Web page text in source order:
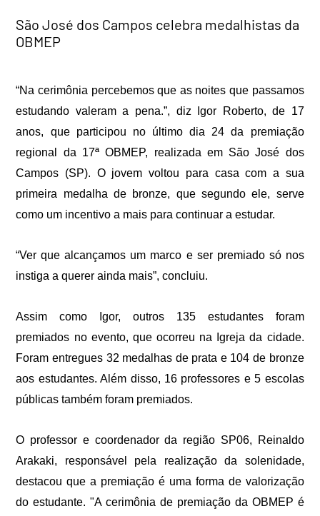
São José dos Campos celebra medalhistas da
OBMEP
“Na cerimônia percebemos que as noites que passamos
estudando valeram a pena.”, diz Igor Roberto, de 17
anos, que participou no último dia 24 da premiação
regional da 17ª OBMEP, realizada em São José dos
Campos (SP). O jovem voltou para casa com a sua
primeira medalha de bronze, que segundo ele, serve
como um incentivo a mais para continuar a estudar.
“Ver que alcançamos um marco e ser premiado só nos
instiga a querer ainda mais”, concluiu.
Assim como Igor, outros 135 estudantes foram
premiados no evento, que ocorreu na Igreja da cidade.
Foram entregues 32 medalhas de prata e 104 de bronze
aos estudantes. Além disso, 16 professores e 5 escolas
públicas também foram premiados.
O professor e coordenador da região SP06, Reinaldo
Arakaki, responsável pela realização da solenidade,
destacou que a premiação é uma forma de valorização
do estudante. "A cerimônia de premiação da OBMEP é